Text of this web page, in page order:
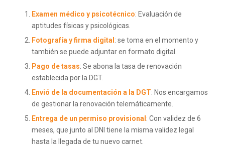
Examen médico y psicotécnico: Evaluación de
aptitudes físicas y psicológicas.
Fotografía y firma digital : se toma en el momento y
también se puede adjuntar en formato digital.
Pago de tasas: Se abona la tasa de renovación
establecida por la DGT.
Envió de la documentación a la DGT: Nos encargamos
de gestionar la renovación telemáticamente.
Entrega de un permiso provisional : Con validez de 6
meses, que junto al DNI tiene la misma validez legal
hasta la llegada de tu nuevo carnet.